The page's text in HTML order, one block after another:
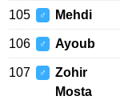
105 ♂ Mehdi
106 ♂ Ayoub
107 ♂
Zohir
Mosta